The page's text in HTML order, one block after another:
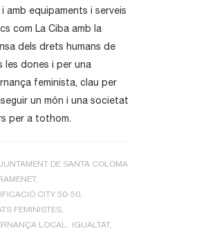
i amb equipaments i serveis
com La Ciba amb la
dels drets humans de
les dones i per una
feminista, clau per
un món i una societat
per a tothom.
DE SANTA COLOMA
CITY 50-50
FEMINISTES
LOCAL
IGUALTAT